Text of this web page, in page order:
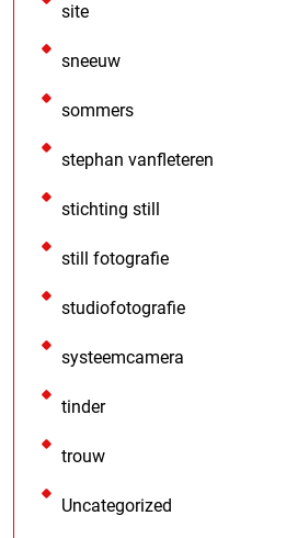
site
sneeuw
sommers
stephan vanfleteren
stichting still
still fotografie
studiofotografie
systeemcamera
tinder
trouw
Uncategorized